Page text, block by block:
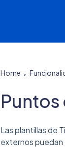
Home
Las plantillas de
externos puedan